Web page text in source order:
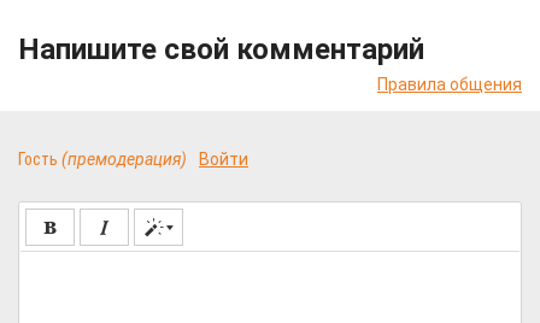
Напишите свой комментарий
Правила общения
Гость (премодерация) Войти